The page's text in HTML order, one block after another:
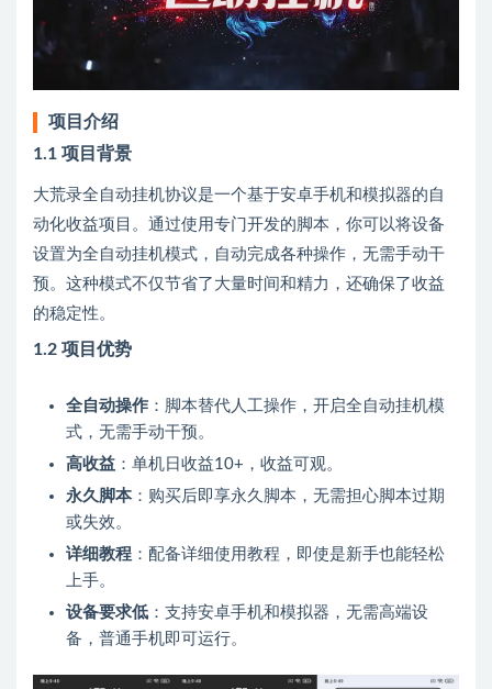
项目介绍
1.1 项目背景
大荒录全自动挂机协议是一个基于安卓手机和模拟器的自
动化收益项目。通过使用专门开发的脚本，你可以将设备
设置为全自动挂机模式，自动完成各种操作，无需手动干
预。这种模式不仅节省了大量时间和精力，还确保了收益
的稳定性。
1.2 项目优势
全自动操作 ：脚本替代人工操作，开启全自动挂机模
式，无需手动干预。
高收益 ：单机日收益10+，收益可观。
永久脚本：购买后即享永久脚本，无需担心脚本过期
或失效。
详细教程 ：配备详细使用教程，即使是新手也能轻松
上手。
设备要求低 ：支持安卓手机和模拟器，无需高端设
备，普通手机即可运行。